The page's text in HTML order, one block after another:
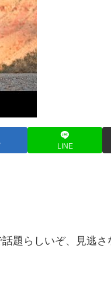
LINE
題らしいぞ、見逃さ